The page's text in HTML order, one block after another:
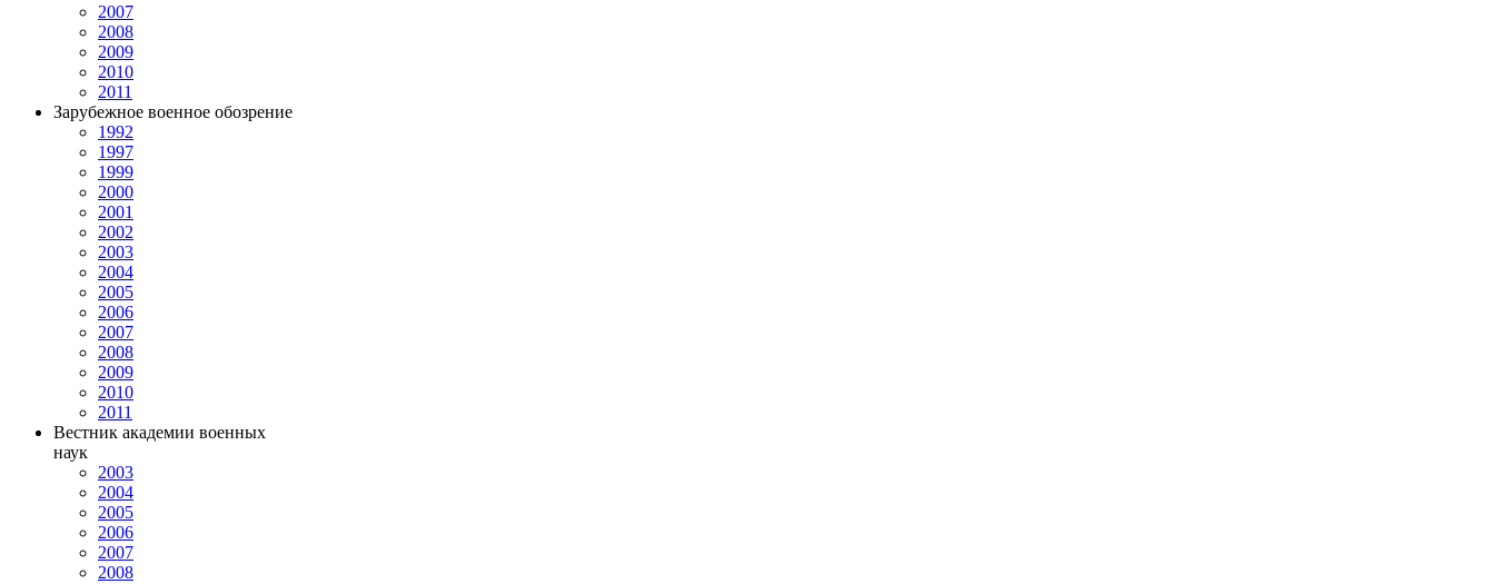
2007
2008
2009
2010
2011
Зарубежное военное обозрение
1992
1997
1999
2000
2001
2002
2003
2004
2005
2006
2007
2008
2009
2010
2011
Вестник академии военных
наук
2003
2004
2005
2006
2007
2008